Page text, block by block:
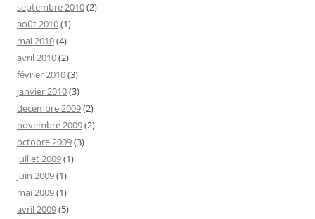
septembre 2010(2)
août 2010(1)
mai 2010(4)
avril 2010(2)
février 2010(3)
janvier 2010(3)
décembre 2009(2)
novembre 2009(2)
octobre 2009(3)
juillet 2009(1)
juin 2009(1)
mai 2009(1)
avril 2009(5)